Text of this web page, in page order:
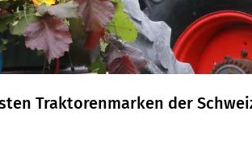
Traktorenmarken der